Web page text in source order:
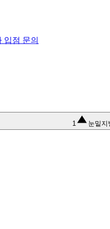
입점 문의
1 눈밑지